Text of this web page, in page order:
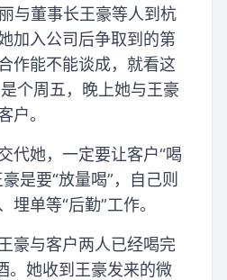
与董事长王豪等人到杭
加入公司后争取到的第
作能不能谈成，就看这
个周五，晚上她与王豪
户。
代她，一定要让客户“喝
是要“放量喝”，自己则
埋单等“后勤”工作。
豪与客户两人已经喝完
。她收到王豪发来的微